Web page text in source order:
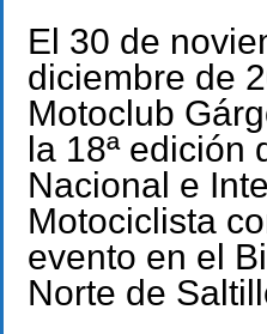
El 30 de
diciembre de
Motoclub
la 18ª edición
Nacional e
Motociclista
evento en el
Norte de